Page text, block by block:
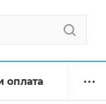
оплата